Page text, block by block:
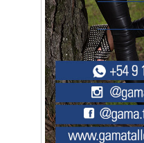
BAIC Ramos
Brisé Estudio
Buenos Aires